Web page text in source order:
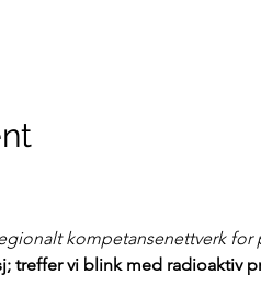
kompetansenettverk
treffer vi blink med radioaktiv